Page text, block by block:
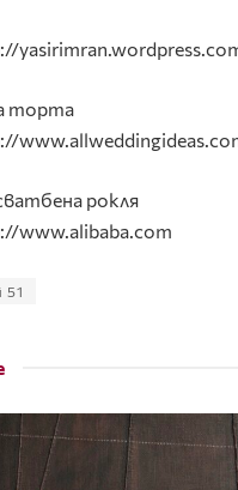
торта
рокля
www.alibaba.com
51